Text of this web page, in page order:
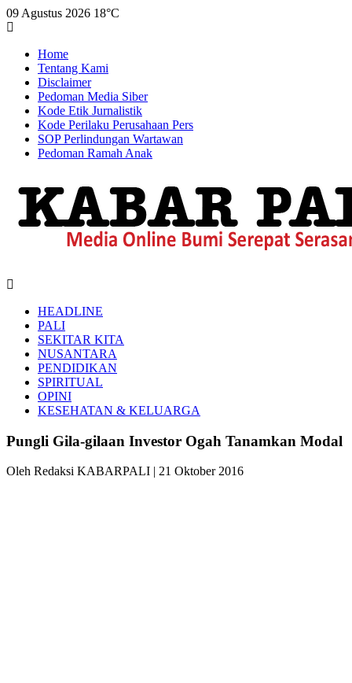
09 Agustus 2026 18°C
Home
Tentang Kami
Disclaimer
Pedoman Media Siber
Kode Etik Jurnalistik
Kode Perilaku Perusahaan Pers
SOP Perlindungan Wartawan
Pedoman Ramah Anak
HEADLINE
PALI
SEKITAR KITA
NUSANTARA
PENDIDIKAN
SPIRITUAL
OPINI
KESEHATAN & KELUARGA
Pungli Gila-gilaan Investor Ogah Tanamkan Modal
Oleh Redaksi KABARPALI | 21 Oktober 2016